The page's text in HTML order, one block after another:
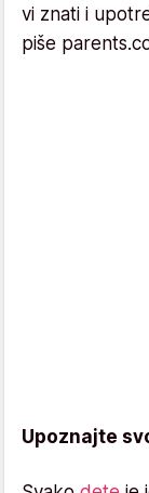
vi znati i
piše
Upoznajte